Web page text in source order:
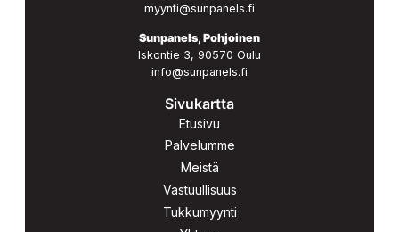
myynti@sunpanels.fi
Sunpanels, Pohjoinen
Iskontie 3, 90570 Oulu
info@sunpanels.fi
Sivukartta
Etusivu
Palvelumme
Meistä
Vastuullisuus
Tukkumyynti